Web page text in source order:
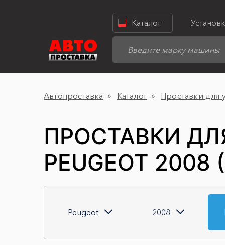
Каталог
Автопроставка Каталог Проставки для
ПРОСТАВКИ
PEUGEOT
Peugeot 2008